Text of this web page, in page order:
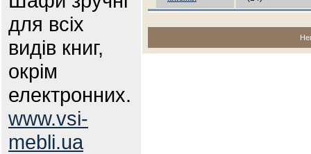
для всіх
видів книг,
окрім
електронних.
www.vsi-
mebli.ua